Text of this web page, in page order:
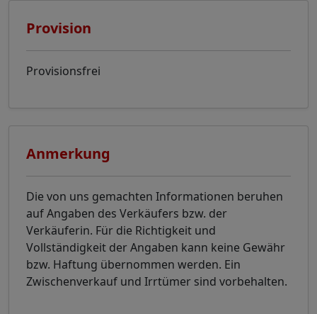
Provision
Provisionsfrei
Anmerkung
Die von uns gemachten Informationen beruhen
auf Angaben des Verkäufers bzw. der
Verkäuferin. Für die Richtigkeit und
Vollständigkeit der Angaben kann keine Gewähr
bzw. Haftung übernommen werden. Ein
Zwischenverkauf und Irrtümer sind vorbehalten.